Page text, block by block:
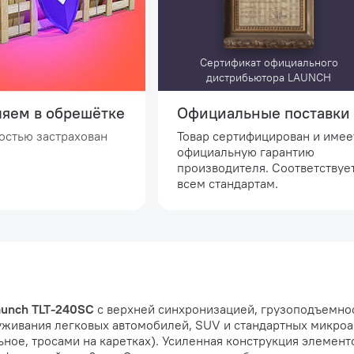
в обрешётке
застрахован
Сертификат официального
дистрибьютора LAUNCH
Официальные поставки
Товар сертифицирован и
официальную гарантию
производителя.
всем стандартам.
TLT-240SC с верхней синхронизацией,
легковых автомобилей, SUV и стандартных
тросами на каретках). Усиленная конструкция